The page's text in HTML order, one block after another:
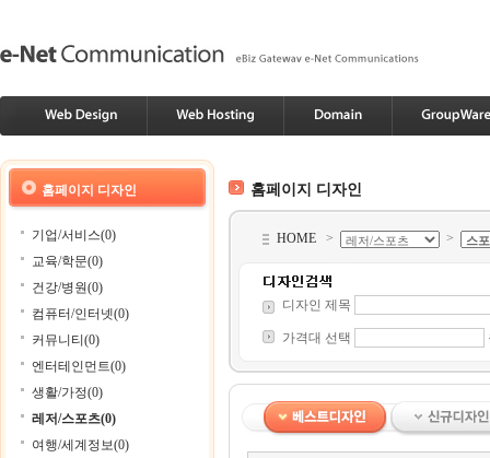
홈페이지 디자인
기업/서비스(0)
교육/학문(0)
건강/병원(0)
컴퓨터/인터넷(0)
커뮤니티(0)
엔터테인먼트(0)
생활/가정(0)
레저/스포츠(0)
여행/세계정보(0)
홈페이지 디자인
HOME > >
디자인 제목
가격대 선택